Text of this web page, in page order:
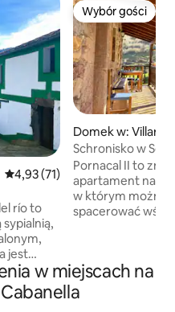
Średnia ocena: 4,93 na 5,
4,93 (71)
río to
jest
nie ma
Wybór gości
Wybór gości
Domek w: Villar
Schronisko w
Widoki |
Pornacal II to
apartament na
w którym można
spacerować
podróżowania
oraz cieszenia się
życiem doliny. Przytulne miejsce
w miejscach na